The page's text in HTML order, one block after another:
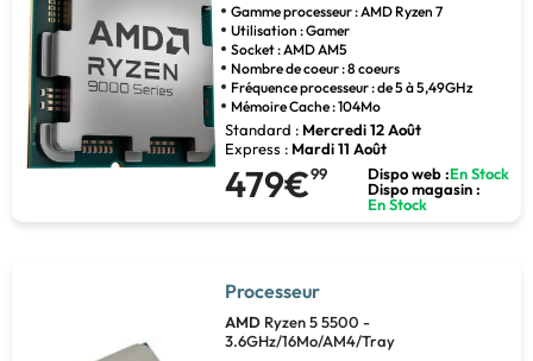
Gamme processeur : AMD Ryzen 7
Utilisation : Gamer
Socket : AMD AM5
Nombre de coeur : 8 coeurs
Fréquence processeur : de 5 à 5,49GHz
Mémoire Cache : 104Mo
Standard : Mercredi 12 Août
Express : Mardi 11 Août
479€99 Dispo web :En Stock
Dispo magasin :
En Stock
Processeur
AMD Ryzen 5 5500 -
3.6GHz/16Mo/AM4/Tray